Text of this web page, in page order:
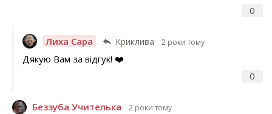
0
Лиха Сара Криклива 2 роки тому
0
Дякую Вам за відгук! ❤️
Беззуба Учителька 2 роки тому